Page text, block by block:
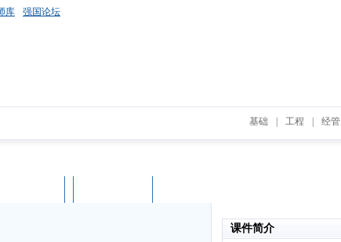
库 强国论坛
基础 工程 经管
课件简介